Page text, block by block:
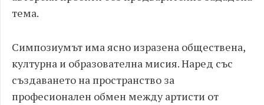
тема.
Симпозиумът има ясно изразена обществена,
културна и образователна мисия. Наред със
създаването на пространство за
професионален обмен между артисти от